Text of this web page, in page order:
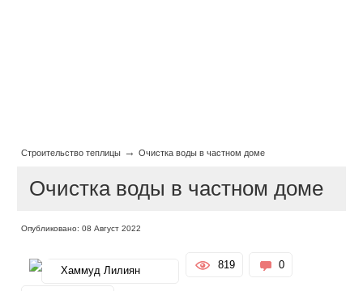
Строительство теплицы →Очистка воды в частном доме
Очистка воды в частном доме
Опубликовано: 08 Август 2022
Хаммуд Лилиян 819 0